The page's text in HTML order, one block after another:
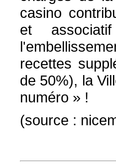
casino
et
recettes
de 50%), la
numéro » !
(source :